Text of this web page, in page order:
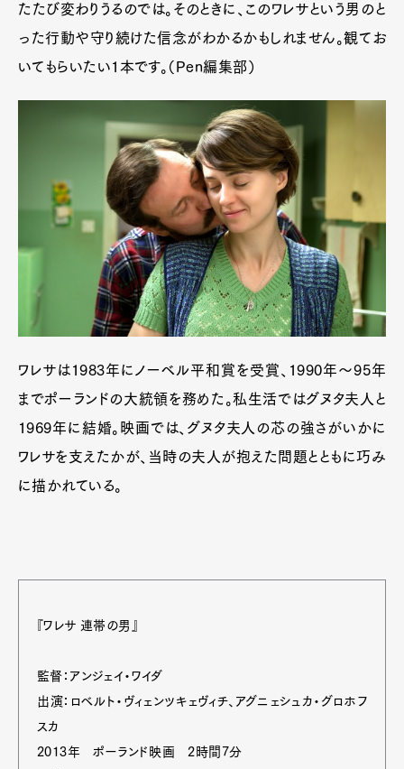
たたび変わりうるのでは。そのときに、このワレサという男のと
った行動や守り続けた信念がわかるかもしれません。観てお
いてもらいたい1本です。（Pen編集部）
ワレサは1983年にノーベル平和賞を受賞、1990年～95年
までポーランドの大統領を務めた。私生活ではグヌタ夫人と
1969年に結婚。映画では、グヌタ夫人の芯の強さがいかに
ワレサを支えたかが、当時の夫人が抱えた問題とともに巧み
に描かれている。
『ワレサ 連帯の男』
監督：アンジェイ・ワイダ
出演：ロベルト・ヴィェンツキェヴィチ、アグニェシュカ・グロホフ
スカ
2013年 ポーランド映画 2時間7分